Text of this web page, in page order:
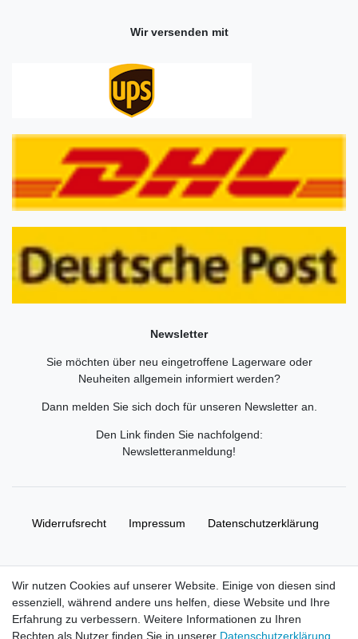
Wir versenden mit
Newsletter
Sie möchten über neu eingetroffene Lagerware oder
Neuheiten allgemein informiert werden?
Dann melden Sie sich doch für unseren Newsletter an.
Den Link finden Sie nachfolgend:
Newsletteranmeldung!
Widerrufs­recht Impressum Daten­schutz­erklärung
© Copyright 2026 | Alle Rechte vorbehalten. HL-
Handelsgesellschaft mbH.
Wir nutzen Cookies auf unserer Website. Einige von diesen sind
essenziell, während andere uns helfen, diese Website und Ihre
Erfahrung zu verbessern. Weitere Informationen zu Ihren
Rechten als Nutzer finden Sie in unserer Daten­schutz­erklärung